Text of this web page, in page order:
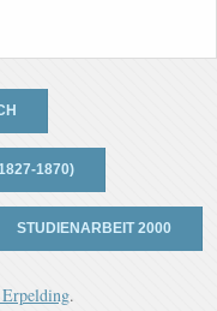
1870)
STUDIENARBEIT 2000
.